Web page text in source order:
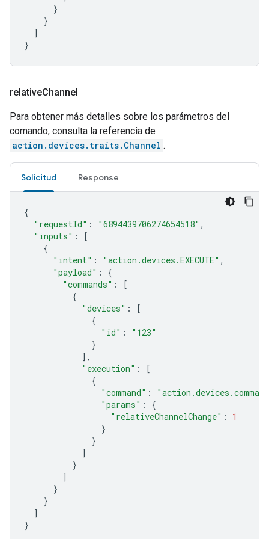
}
}
]
}
relativeChannel
Para obtener más detalles sobre los parámetros del
comando, consulta la referencia de
action.devices.traits.Channel .
Solicitud Response
{
"requestId" : "6894439706274654518" ,
"inputs" :
[
{
"intent" : "action.devices.EXECUTE" ,
"payload" :
{
"commands" :
[
{
"devices" :
[
{
"id" :
"123"
}
],
"execution" :
[
{
"command" :
"params" :
{
"relativeChannelChange" :
1
}
}
]
}
]
}
}
]
}